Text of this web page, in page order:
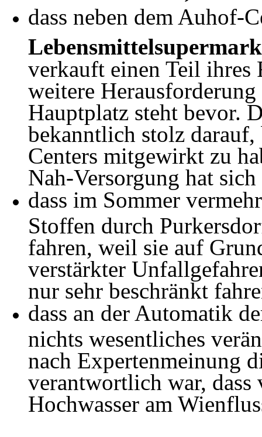
dass neben dem Auhof-
verkauft einen Teil ihres
weitere
Hauptplatz steht bevor.
bekanntlich stolz
Centers mitgewirkt zu
Nah-Versorgung hat
dass im Sommer
Stoffen durch
fahren, weil sie auf
verstärkter
nur sehr beschränkt
dass an der Automatik
nichts wesentliches
nach Expertenmeinung
verantwortlich war, dass
Hochwasser am